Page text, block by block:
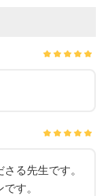
る先生です。
す。